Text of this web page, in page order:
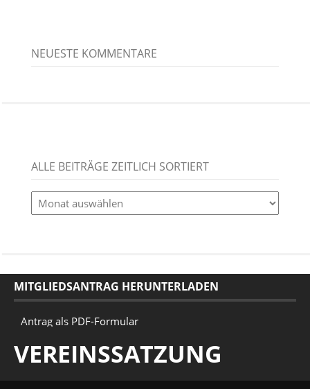
NEUESTE KOMMENTARE
ALLE BEITRÄGE ZEITLICH SORTIERT
alle
Beiträge
zeitlich
MITGLIEDSANTRAG HERUNTERLADEN
Antrag als PDF-Formular
VEREINSSATZUNG